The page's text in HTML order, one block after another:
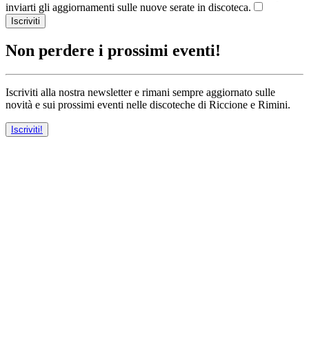
inviarti gli aggiornamenti sulle nuove serate in discoteca.
Iscriviti
Non perdere i prossimi eventi!
Iscriviti alla nostra newsletter e rimani sempre aggiornato sulle
novità e sui prossimi eventi nelle discoteche di Riccione e Rimini.
Iscriviti!